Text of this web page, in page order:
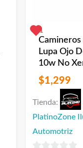
1
Camineros
Lupa Ojo
10w No
Led
$1,299
Tienda:
PlatinoZone
Automotriz